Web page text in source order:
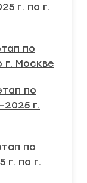
г. по г.
по
г. Москве
по
г.
по
г. по г.